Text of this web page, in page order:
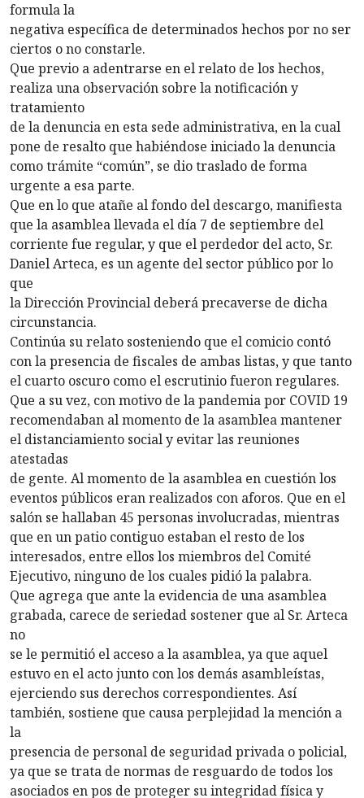
formula la
negativa específica de determinados hechos por no ser
ciertos o no constarle.
Que previo a adentrarse en el relato de los hechos,
realiza una observación sobre la notificación y
tratamiento
de la denuncia en esta sede administrativa, en la cual
pone de resalto que habiéndose iniciado la denuncia
como trámite “común”, se dio traslado de forma
urgente a esa parte.
Que en lo que atañe al fondo del descargo, manifiesta
que la asamblea llevada el día 7 de septiembre del
corriente fue regular, y que el perdedor del acto, Sr.
Daniel Arteca, es un agente del sector público por lo
que
la Dirección Provincial deberá precaverse de dicha
circunstancia.
Continúa su relato sosteniendo que el comicio contó
con la presencia de fiscales de ambas listas, y que tanto
el cuarto oscuro como el escrutinio fueron regulares.
Que a su vez, con motivo de la pandemia por COVID 19
recomendaban al momento de la asamblea mantener
el distanciamiento social y evitar las reuniones
atestadas
de gente. Al momento de la asamblea en cuestión los
eventos públicos eran realizados con aforos. Que en el
salón se hallaban 45 personas involucradas, mientras
que en un patio contiguo estaban el resto de los
interesados, entre ellos los miembros del Comité
Ejecutivo, ninguno de los cuales pidió la palabra.
Que agrega que ante la evidencia de una asamblea
grabada, carece de seriedad sostener que al Sr. Arteca
no
se le permitió el acceso a la asamblea, ya que aquel
estuvo en el acto junto con los demás asambleístas,
ejerciendo sus derechos correspondientes. Así
también, sostiene que causa perplejidad la mención a
la
presencia de personal de seguridad privada o policial,
ya que se trata de normas de resguardo de todos los
asociados en pos de proteger su integridad física y